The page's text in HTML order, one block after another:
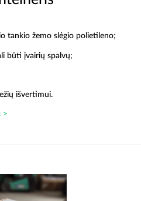
tankio žemo slėgio polietileno;
būti įvairių spalvų;
išvertimui.
>